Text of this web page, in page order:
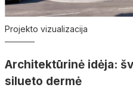
Projekto vizualizacija
Architektūrinė idėja:
silueto dermė